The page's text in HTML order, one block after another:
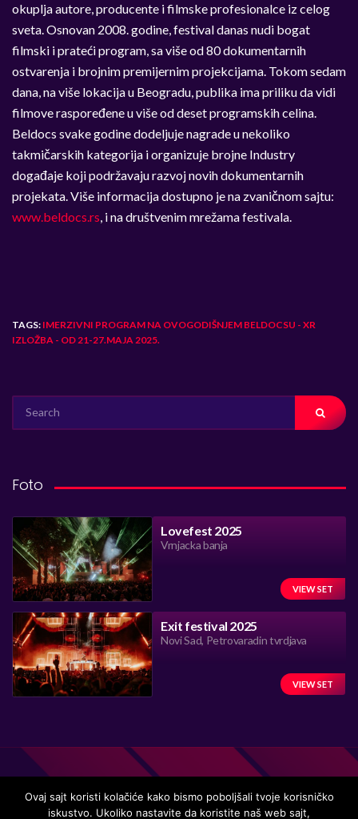
okuplja autore, producente i filmske profesionalce iz celog
sveta. Osnovan 2008. godine, festival danas nudi bogat
filmski i prateći program, sa više od 80 dokumentarnih
ostvarenja i brojnim premijernim projekcijama. Tokom sedam
dana, na više lokacija u Beogradu, publika ima priliku da vidi
filmove raspoređene u više od deset programskih celina.
Beldocs svake godine dodeljuje nagrade u nekoliko
takmičarskih kategorija i organizuje brojne Industry
događaje koji podržavaju razvoj novih dokumentarnih
projekata. Više informacija dostupno je na zvaničnom sajtu:
www.beldocs.rs, i na društvenim mrežama festivala.
TAGS: IMERZIVNI PROGRAM NA OVOGODIŠNJEM BELDOCSU - XR
IZLOŽBA - OD 21-27.MAJA 2025.
FOR:
Foto
Lovefest 2025
Vrnjacka banja
VIEW SET
Exit festival 2025
Novi Sad, Petrovaradin tvrdjava
VIEW SET
Ovaj sajt koristi kolačiće kako bismo poboljšali tvoje korisničko
iskustvo. Ukoliko nastavite da koristite naš web sajt,